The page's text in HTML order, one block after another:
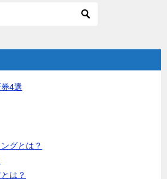
4選
グとは？
は？